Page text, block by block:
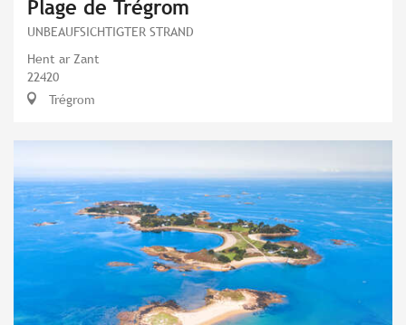
Plage de Trégrom
UNBEAUFSICHTIGTER STRAND
Hent ar Zant
22420
Trégrom